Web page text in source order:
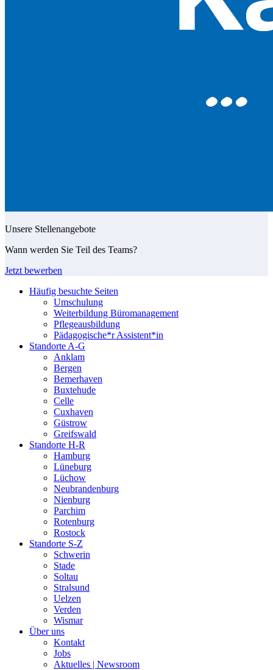
Unsere Stellenangebote
Wann werden Sie Teil des Teams?
Jetzt bewerben
Häufig besuchte Seiten
Umschulung
Weiterbildung Büromanagement
Pflegeausbildung
Pädagogische*r Assistent*in
Standorte A-G
Anklam
Bergen
Bemerhaven
Buxtehude
Celle
Cuxhaven
Güstrow
Greifswald
Standorte H-R
Hamburg
Lüneburg
Lüchow
Neubrandenburg
Nienburg
Parchim
Rotenburg
Rostock
Standorte S-Z
Schwerin
Stade
Soltau
Stralsund
Uelzen
Verden
Wismar
Über uns
Kontakt
Jobs
Aktuelles | Newsroom